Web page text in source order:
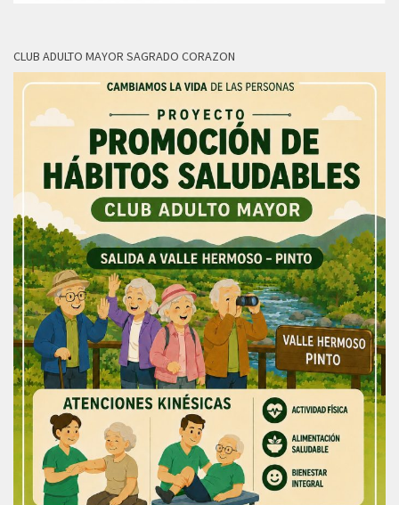
CLUB ADULTO MAYOR SAGRADO CORAZON